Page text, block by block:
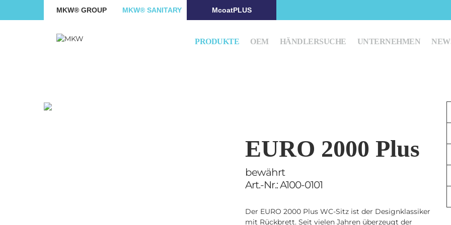
MKW® GROUP MKW® SANITARY McoatPLUS
PRODUKTE OEM HÄNDLERSUCHE UNTERNEHMEN
EURO 2000 Plus
bewährt
Art.-Nr.: A100-0101
Der EURO 2000 Plus WC-Sitz ist der Designklassiker
mit Rückbrett. Seit vielen Jahren überzeugt der